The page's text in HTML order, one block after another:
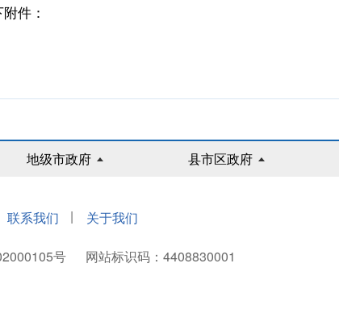
件：
地级市政府 县市区政府
联系我们 | 关于我们
号
网站标识码：4408830001